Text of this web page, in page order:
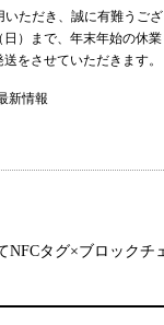
いただき、誠に有難う
日）まで、年末年始の
送をさせていただきます
新情報
NFCタグ×ブロックチ